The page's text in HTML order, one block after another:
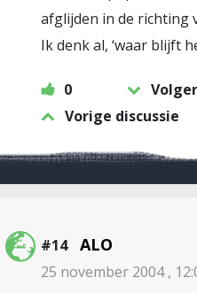
afglijden in de richting
Ik denk al, ‘waar blijft
0
Vorige discussie
#14 ALO
25 november 2004 ,